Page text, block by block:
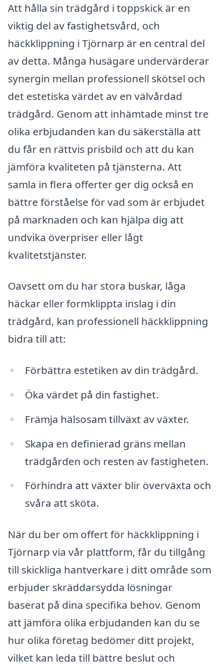
Att hålla sin trädgård i toppskick är en
viktig del av fastighetsvård, och
häckklippning i Tjörnarp är en central del
av detta. Många husägare undervärderar
synergin mellan professionell skötsel och
det estetiska värdet av en välvårdad
trädgård. Genom att inhämtade minst tre
olika erbjudanden kan du säkerställa att
du får en rättvis prisbild och att du kan
jämföra kvaliteten på tjänsterna. Att
samla in flera offerter ger dig också en
bättre förståelse för vad som är erbjudet
på marknaden och kan hjälpa dig att
undvika överpriser eller lågt
kvalitetstjänster.
Oavsett om du har stora buskar, låga
häckar eller formklippta inslag i din
trädgård, kan professionell häckklippning
bidra till att:
Förbättra estetiken av din trädgård.
Öka värdet på din fastighet.
Främja hälsosam tillväxt av växter.
Skapa en definierad gräns mellan
trädgården och resten av fastigheten.
Förhindra att växter blir överväxta och
svåra att sköta.
När du ber om offert för häckklippning i
Tjörnarp via vår plattform, får du tillgång
till skickliga hantverkare i ditt område som
erbjuder skräddarsydda lösningar
baserat på dina specifika behov. Genom
att jämföra olika erbjudanden kan du se
hur olika företag bedömer ditt projekt,
vilket kan leda till bättre beslut och